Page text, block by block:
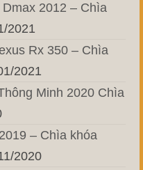
2012 – Chìa
2021
Rx 350 – Chìa
2021
Minh 2020 Chìa
– Chìa khóa
2020